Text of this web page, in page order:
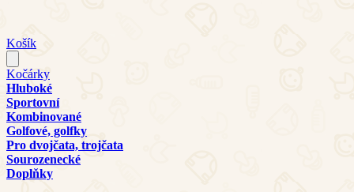
Košík
Kočárky
Hluboké
Sportovní
Kombinované
Golfové, golfky
Pro dvojčata, trojčata
Sourozenecké
Doplňky